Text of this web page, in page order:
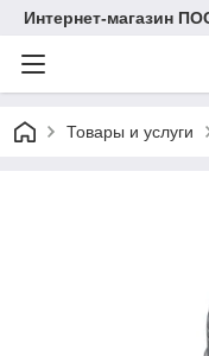
Интернет-магазин
Товары и услуги